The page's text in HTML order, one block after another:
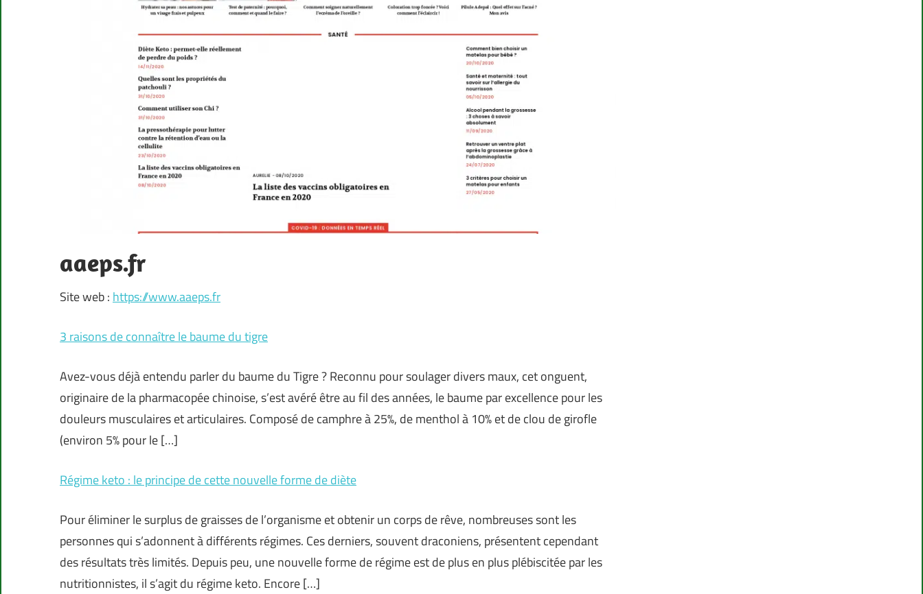
aaeps.fr
Site web : https://www.aaeps.fr
3 raisons de connaître le baume du tigre
Avez-vous déjà entendu parler du baume du Tigre ? Reconnu pour soulager divers maux, cet onguent,
originaire de la pharmacopée chinoise, s’est avéré être au fil des années, le baume par excellence pour les
douleurs musculaires et articulaires. Composé de camphre à 25%, de menthol à 10% et de clou de girofle
(environ 5% pour le […]
Régime keto : le principe de cette nouvelle forme de diète
Pour éliminer le surplus de graisses de l’organisme et obtenir un corps de rêve, nombreuses sont les
personnes qui s’adonnent à différents régimes. Ces derniers, souvent draconiens, présentent cependant
des résultats très limités. Depuis peu, une nouvelle forme de régime est de plus en plus plébiscitée par les
nutritionnistes, il s’agit du régime keto. Encore […]